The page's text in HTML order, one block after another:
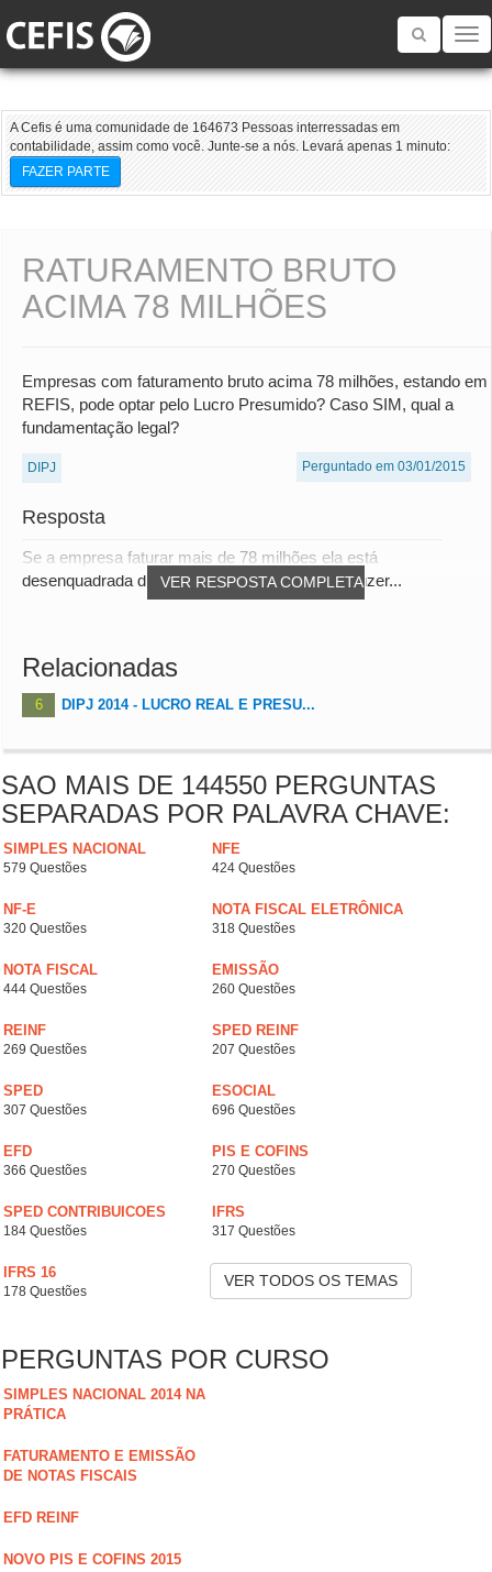
Toggle
A Cefis é uma comunidade de 164673 Pessoas interressadas em
contabilidade, assim como você. Junte-se a nós. Levará apenas 1 minuto:
FAZER PARTE
RATURAMENTO BRUTO
ACIMA 78 MILHÕES
Empresas com faturamento bruto acima 78 milhões, estando em
REFIS, pode optar pelo Lucro Presumido? Caso SIM, qual a
fundamentação legal?
DIPJ Perguntado em 03/01/2015
Resposta
VER RESPOSTA COMPLETA
Se a empresa faturar mais de 78 milhões ela está
desenquadrada do Presumido... Ou você quis dizer...
Relacionadas
6 DIPJ 2014 - LUCRO REAL E PRESU...
SAO MAIS DE 144550 PERGUNTAS
SEPARADAS POR PALAVRA CHAVE:
SIMPLES NACIONAL
579 Questões
NFE
424 Questões
NF-E
320 Questões
NOTA FISCAL ELETRÔNICA
318 Questões
NOTA FISCAL
444 Questões
EMISSÃO
260 Questões
REINF
269 Questões
SPED REINF
207 Questões
SPED
307 Questões
ESOCIAL
696 Questões
EFD
366 Questões
PIS E COFINS
270 Questões
SPED CONTRIBUICOES
184 Questões
IFRS
317 Questões
IFRS 16
178 Questões
VER TODOS OS TEMAS
PERGUNTAS POR CURSO
SIMPLES NACIONAL 2014 NA
PRÁTICA
FATURAMENTO E EMISSÃO
DE NOTAS FISCAIS
EFD REINF
NOVO PIS E COFINS 2015